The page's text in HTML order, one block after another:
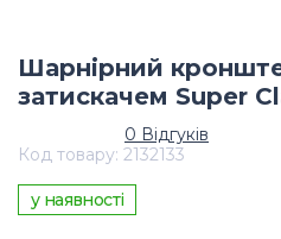
Шарнірний
затискачем Super
0 Відгуків
Код товару: 2132133
у наявності